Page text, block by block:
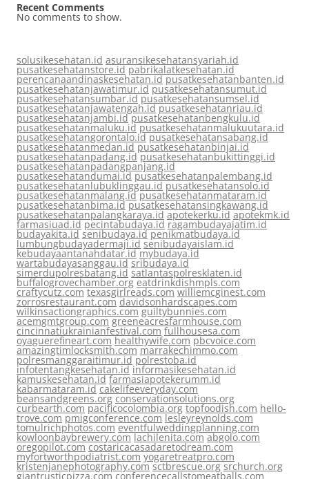
Recent Comments
No comments to show.
solusikesehatan.id asuransikesehatansyariah.id
pusatkesehatanstore.id pabrikalatkesehatan.id
perencanaandinaskesehatan.id pusatkesehatanbanten.id
pusatkesehatanjawatimur.id pusatkesehatansumut.id
pusatkesehatansumbar.id pusatkesehatansumsel.id
pusatkesehatanjawatengah.id pusatkesehatanriau.id
pusatkesehatanjambi.id pusatkesehatanbengkulu.id
pusatkesehatanmaluku.id pusatkesehatanmalukuutara.id
pusatkesehatangorontalo.id pusatkesehatansabang.id
pusatkesehatanmedan.id pusatkesehatanbinjai.id
pusatkesehatanpadang.id pusatkesehatanbukittinggi.id
pusatkesehatanpadangpanjang.id
pusatkesehatandumai.id pusatkesehatanpalembang.id
pusatkesehatanlubuklinggau.id pusatkesehatansolo.id
pusatkesehatanmalang.id pusatkesehatanmataram.id
pusatkesehatanbima.id pusatkesehatansingkawang.id
pusatkesehatanpalangkaraya.id apotekerku.id apotekmk.id
farmasiuad.id pecintabudaya.id ragambudayajatim.id
budayakita.id senibudaya.id penikmatbudaya.id
lumbungbudayadermaji.id senibudayaislam.id
kebudayaantanahdatar.id mybudaya.id
wartabudayasanggau.id sribudaya.id
simerdupolresbatang.id satlantaspolresklaten.id
buffalogrovechamber.org eatdrinkdishmpls.com
craftycutz.com texasgirlreads.com williemcginest.com
zorrosrestaurant.com davidsonhardscapes.com
wilkinsactiongraphics.com guiltybunnies.com
acemgmtgroup.com greeneacresfarmhouse.com
cincinnatiukrainianfestival.com fullhousesa.com
oyaguerefineart.com healthywife.com pbcvoice.com
amazingtimlocksmith.com marrakechimmo.com
polresmanggaraitimur.id polrestoba.id
infotentangkesehatan.id informasikesehatan.id
kamuskesehatan.id farmasiapotekerumm.id
kabarmataram.id cakelifeeveryday.com
beansandgreens.org conservationsolutions.org
curbearth.com pacificocolombia.org topfoodish.com hello-
trove.com pmigconference.com lesleyreynolds.com
tomulrichphotos.com eventfulweddingplanning.com
kowloonbaybrewery.com lachilenita.com abgolo.com
oregopilot.com costaricacasadaretodream.com
myfortworthpodiatrist.com yogaretreatpro.com
kristenjanephotography.com sctbrescue.org srchurch.org
giantrusticpizza.com conferencecallstomeatballs.com